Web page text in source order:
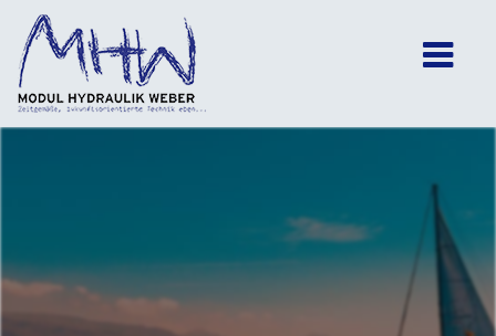
Main Navigation